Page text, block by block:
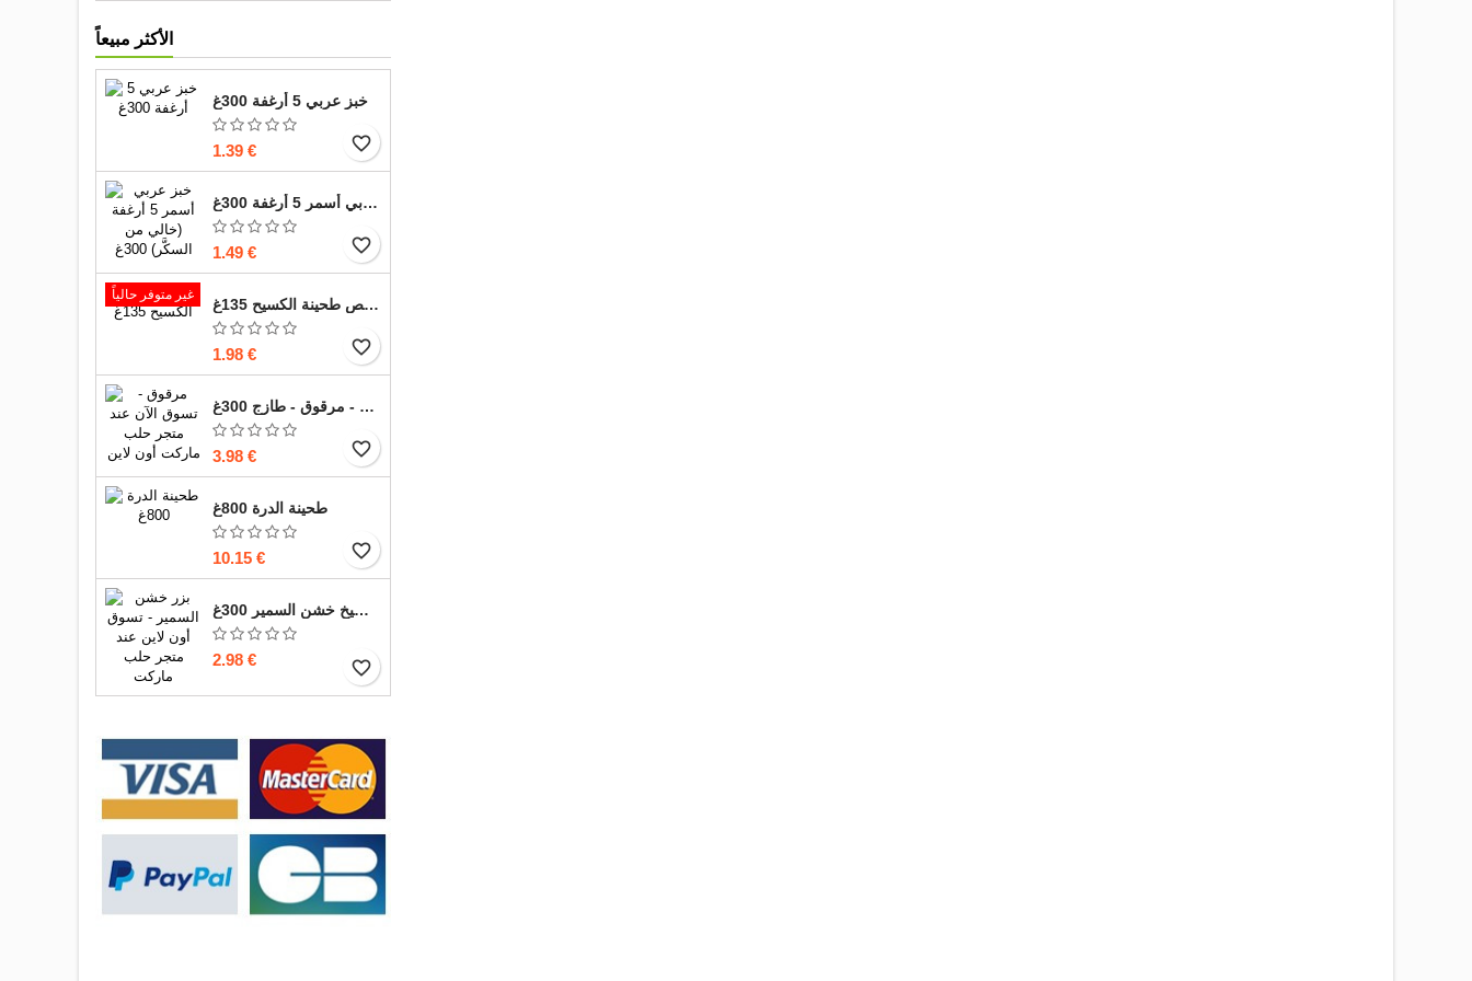
الأكثر مبيعاً
خبز عربي 5 أرغفة 300غ
1.39 € favorite_border
خبز عربي أسمر 5 أرغفة 300غ
1.49 € favorite_border
غير متوفر حالياً
حمص طحينة الكسيح 135غ
1.98 € favorite_border
خبز صاج - مرقوق - طازج 300غ
3.98 € favorite_border
طحينة الدرة 800غ
10.15 € favorite_border
بزر بطيخ خشن السمير 300غ
2.98 € favorite_border